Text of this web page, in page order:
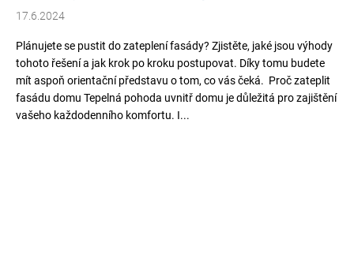
17.6.2024
Plánujete se pustit do zateplení fasády? Zjistěte, jaké jsou výhody
tohoto řešení a jak krok po kroku postupovat. Díky tomu budete
mít aspoň orientační představu o tom, co vás čeká. Proč zateplit
fasádu domu Tepelná pohoda uvnitř domu je důležitá pro zajištění
vašeho každodenního komfortu. I...
a
j
í
t
?